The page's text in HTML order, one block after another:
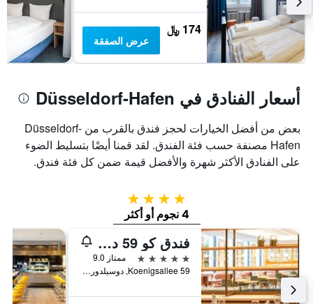
174 ﷼
عرض الصفقة
أسعار الفنادق في Düsseldorf-Hafen
بعض من أفضل الخيارات لحجز فندق بالقرب من Düsseldorf-
Hafen مصنفة حسب فئة الفندق. لقد قمنا أيضًا بتسليط الضوء
على الفنادق الأكثر شهرة والأفضل قيمة ضمن كل فئة فندق.
4 نجوم
4 نجوم أو أكثر
فندق كو 59 دوسيلدورف - ميمبر أوف هوميج لاكشري هوتلز كوليكشن
5 نجوم
ممتاز 9.0
Koenigsallee 59, دوسيلدورف, ولاية شمال الراين وستفاليا, ألمانيا